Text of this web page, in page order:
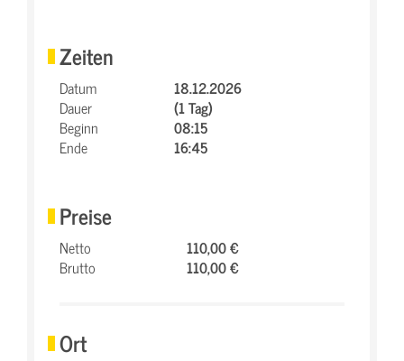
Zeiten
Datum
18.12.2026
Dauer
(1 Tag)
Beginn
08:15
Ende
16:45
Preise
Netto
110,00 €
Brutto
110,00 €
Ort